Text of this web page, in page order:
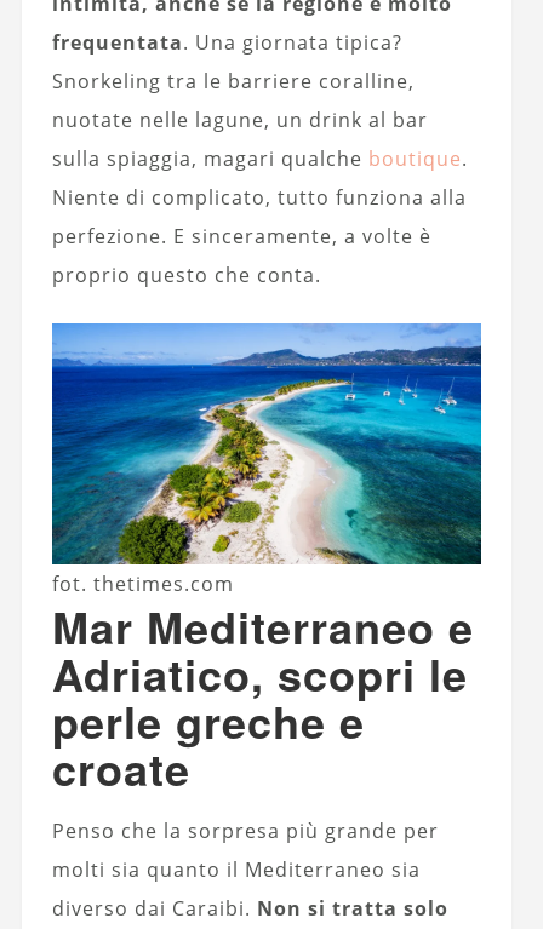
frequentata. Una giornata tipica?
Snorkeling tra le barriere coralline,
nuotate nelle lagune, un drink al bar
sulla spiaggia, magari qualche boutique.
Niente di complicato, tutto funziona alla
perfezione. E sinceramente, a volte è
proprio questo che conta.
fot. thetimes.com
Mar Mediterraneo e
Adriatico, scopri le
perle greche e
croate
Penso che la sorpresa più grande per
molti sia quanto il Mediterraneo sia
diverso dai Caraibi. Non si tratta solo